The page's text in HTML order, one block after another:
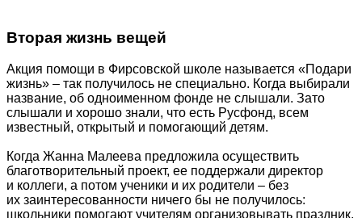
Вторая жизнь вещей
Акция помощи в Фирсовской школе называется «Подари
жизнь» – так получилось не специально. Когда выбирали
название, об одноименном фонде не слышали. Зато
слышали и хорошо знали, что есть Русфонд, всем
известный, открытый и помогающий детям.
Когда Жанна Малеева предложила осуществить
благотворительный проект, ее поддержали директор
и коллеги, а потом ученики и их родители – без
их заинтересованности ничего бы не получилось:
школьники помогают учителям организовывать праздник,